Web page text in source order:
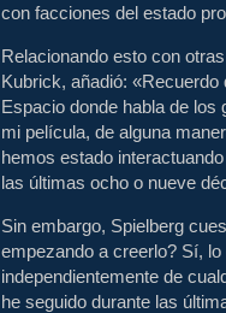
con facciones del estado
Relacionando esto con
Kubrick, añadió:
Espacio donde habla de
mi película, de alguna
hemos estado
las últimas ocho o nueve
Sin embargo, Spielberg
empezando a creerlo? Sí,
independientemente de
he seguido durante las